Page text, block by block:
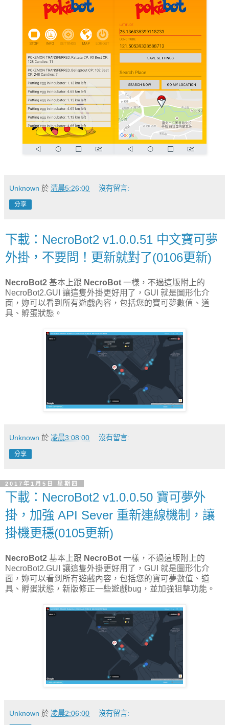
Unknown 於 清晨5:26:00 沒有留言:
分享
下載：NecroBot2 v1.0.0.51 中文寶可夢
外掛，不要問！更新就對了(0106更新)
NecroBot2 基本上跟 NecroBot 一樣，不過這版附上的
NecroBot2.GUI 讓這隻外掛更好用了，GUI 就是圖形化介
面，妳可以看到所有遊戲內容，包括您的寶可夢數值、道
具、孵蛋狀態。
Unknown 於 凌晨3:08:00 沒有留言:
分享
2017年1月5日 星期四
下載：NecroBot2 v1.0.0.50 寶可夢外
掛，加強 API Sever 重新連線機制，讓
掛機更穩(0105更新)
NecroBot2 基本上跟 NecroBot 一樣，不過這版附上的
NecroBot2.GUI 讓這隻外掛更好用了，GUI 就是圖形化介
面，妳可以看到所有遊戲內容，包括您的寶可夢數值、道
具、孵蛋狀態，新版修正一些遊戲bug，並加強狙擊功能。
Unknown 於 凌晨2:06:00 沒有留言: